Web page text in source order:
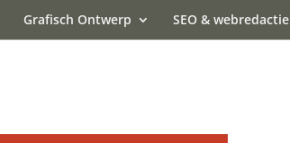
Grafisch Ontwerp SEO & webredactie